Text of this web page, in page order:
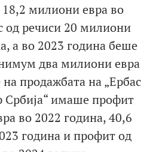
18,2 милиони евра во
од речиси 20 милиони
а во 2023 година беше
два милиони евра
продажбата на „Ербас
Србија“ имаше профит
во 2022 година, 40,6
година и профит од